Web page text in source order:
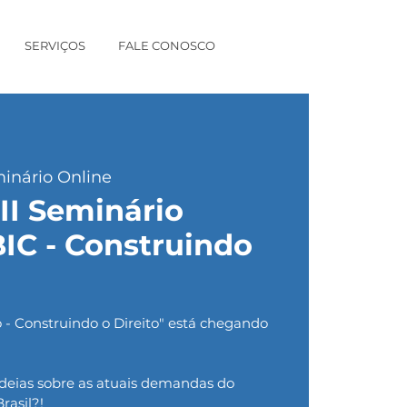
SERVIÇOS FALE CONOSCO
Online
Seminário
- Construindo
Construindo o Direito" está chegando
sobre as atuais demandas do